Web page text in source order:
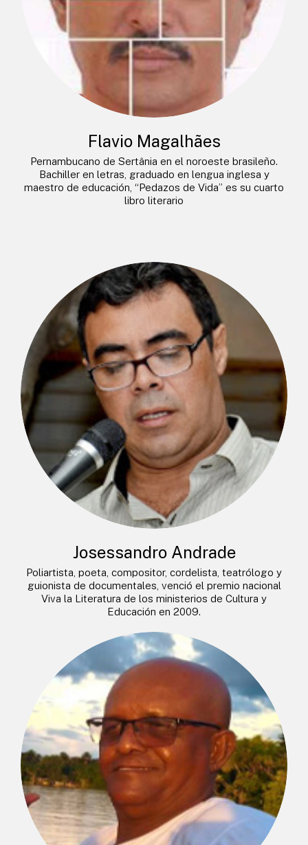
Flavio Magalhães
Pernambucano de Sertânia en el noroeste brasileño.
Bachiller en letras, graduado en lengua inglesa y
maestro de educación, “Pedazos de Vida” es su cuarto
libro literario
Josessandro Andrade
Poliartista, poeta, compositor, cordelista, teatrólogo y
guionista de documentales, venció el premio nacional
Viva la Literatura de los ministerios de Cultura y
Educación en 2009.